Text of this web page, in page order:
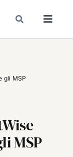
gli MSP
MSP